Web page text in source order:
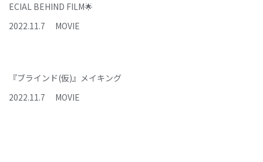
ECIAL BEHIND FILM🌟
2022.11.7 MOVIE
『ブラインド(仮)』メイキング
2022.11.7 MOVIE